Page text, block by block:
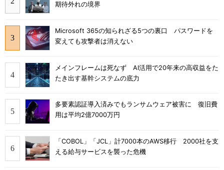
期待外れの境界
Microsoft 365の知られざる5つの裏口 パスワードを
変えても攻撃者は消えない
メインフレームは死なず AI活用で20年来の高収益をた
たき出す基幹システムの底力
多要素認証導入済みでもランサムウェア被害に 復旧費
用は平均2億7000万円
「COBOL」「JCL」計7000本のAWS移行 2000社を支
える給与サービスを襲った危機